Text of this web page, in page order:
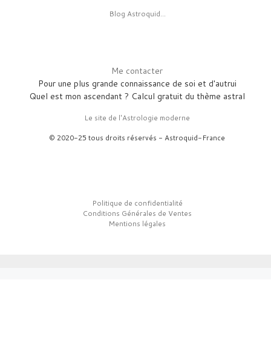
Blog Astroquid...
Me contacter
Pour une plus grande connaissance de soi et d'autrui
Quel est mon ascendant ? Calcul gratuit du thème astral
Le site de l'Astrologie moderne
© 2020-25 tous droits réservés - Astroquid-France
Politique de confidentialité
Conditions Générales de Ventes
Mentions légales